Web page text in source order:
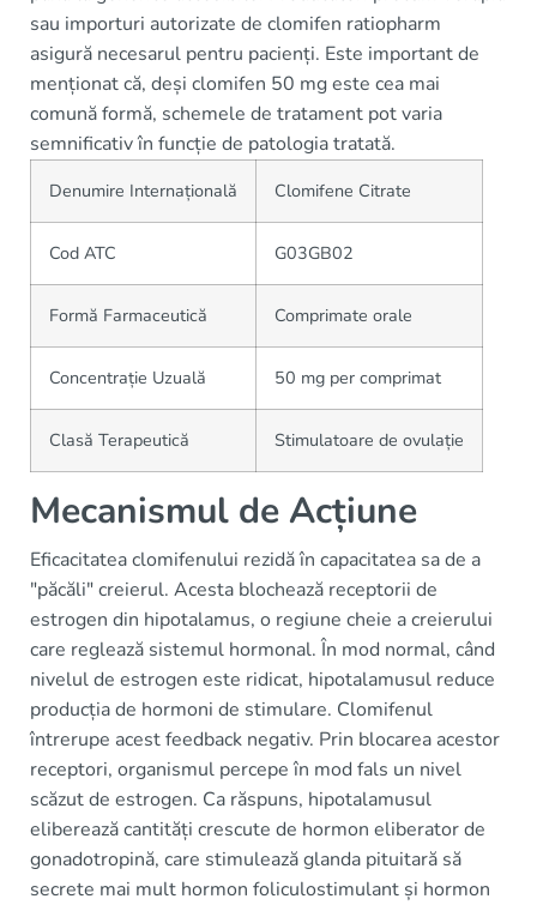
sau importuri autorizate de clomifen ratiopharm
asigură necesarul pentru pacienți. Este important de
menționat că, deși clomifen 50 mg este cea mai
comună formă, schemele de tratament pot varia
semnificativ în funcție de patologia tratată.
Denumire Internațională Clomifene Citrate
Cod ATC G03GB02
Formă Farmaceutică Comprimate orale
Concentrație Uzuală 50 mg per comprimat
Clasă Terapeutică Stimulatoare de ovulație
Mecanismul de Acțiune
Eficacitatea clomifenului rezidă în capacitatea sa de a
"păcăli" creierul. Acesta blochează receptorii de
estrogen din hipotalamus, o regiune cheie a creierului
care reglează sistemul hormonal. În mod normal, când
nivelul de estrogen este ridicat, hipotalamusul reduce
producția de hormoni de stimulare. Clomifenul
întrerupe acest feedback negativ. Prin blocarea acestor
receptori, organismul percepe în mod fals un nivel
scăzut de estrogen. Ca răspuns, hipotalamusul
eliberează cantități crescute de hormon eliberator de
gonadotropină, care stimulează glanda pituitară să
secrete mai mult hormon foliculostimulant și hormon